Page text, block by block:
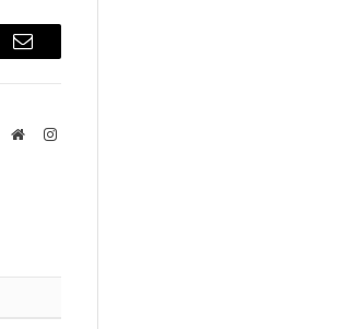
Email
WebsiteInstagram